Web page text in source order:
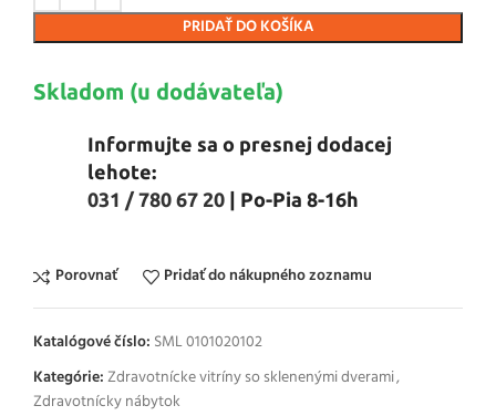
PRIDAŤ DO KOŠÍKA
Skladom (u dodávateľa)
Informujte sa o presnej dodacej
lehote:
031 / 780 67 20 | Po-Pia 8-16h
Porovnať Pridať do nákupného zoznamu
Katalógové číslo: SML 0101020102
Kategórie:Zdravotnícke vitríny so sklenenými dverami,
Zdravotnícky nábytok